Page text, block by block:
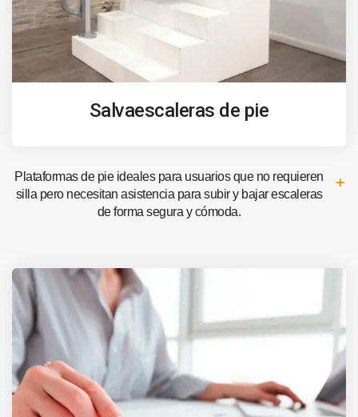
Salvaescaleras de pie
Plataformas de pie ideales para usuarios que no requieren
silla pero necesitan asistencia para subir y bajar escaleras
de forma segura y cómoda.